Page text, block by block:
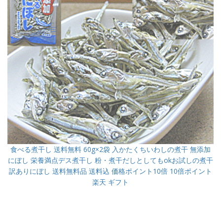
食べる煮干し 送料無料 60g×2袋 入かたくちいわしの煮干 無添加
にぼし 栄養満点デス煮干し 粉・煮干だしとしてもokお試しの煮干
訳ありにぼし 送料無料品 送料込 価格ポイント10倍 10倍ポイント
楽天 ギフト